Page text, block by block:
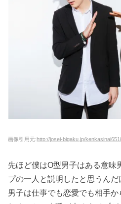
画像引用元:http://josei-bigaku.jp/
先ほど僕はO型男子はある意味
プの一人と説明したと思うん
男子は仕事でも恋愛でも相手